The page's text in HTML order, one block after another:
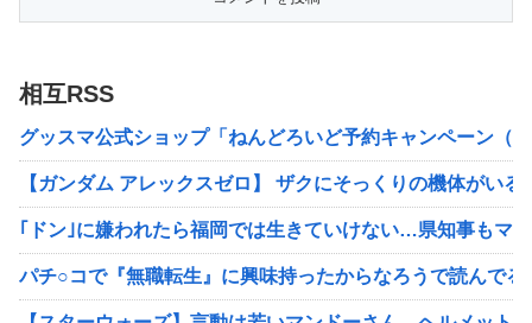
相互RSS
グッスマ公式ショップ「ねんどろいど予約キャンペーン（
【ガンダム アレックスゼロ】 ザクにそっくりの機体がいる
｢ドン｣に嫌われたら福岡では生きていけない…県知事もマ
パチ○コで『無職転生』に興味持ったからなろうで読んでる